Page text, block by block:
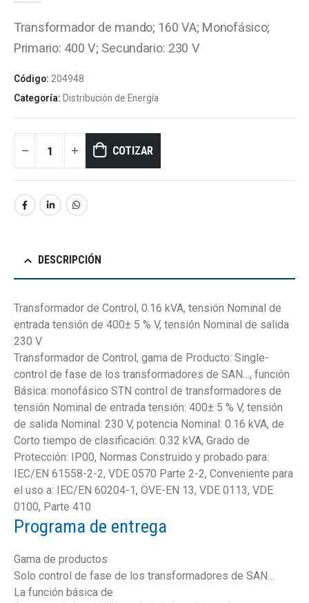
Transformador de mando; 160 VA; Monofásico;
Primario: 400 V; Secundario: 230 V
Código: 204948
Categoría: Distribución de Energía
COTIZAR
DESCRIPCIÓN
Transformador de Control, 0.16 kVA, tensión Nominal de
entrada tensión de 400± 5 % V, tensión Nominal de salida
230 V
Transformador de Control, gama de Producto: Single-
control de fase de los transformadores de SAN…, función
Básica: monofásico STN control de transformadores de
tensión Nominal de entrada tensión: 400± 5 % V, tensión
de salida Nominal: 230 V, potencia Nominal: 0.16 kVA, de
Corto tiempo de clasificación: 0.32 kVA, Grado de
Protección: IP00, Normas Construido y probado para:
IEC/EN 61558-2-2, VDE 0570 Parte 2-2, Conveniente para
el uso a: IEC/EN 60204-1, ÖVE-EN 13, VDE 0113, VDE
0100, Parte 410
Programa de entrega
Gama de productos
Solo control de fase de los transformadores de SAN…
La función básica de